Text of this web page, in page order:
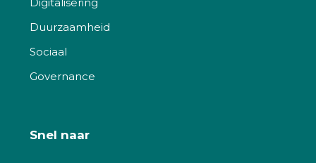
Duurzaamheid
Sociaal
Governance
Snel naar